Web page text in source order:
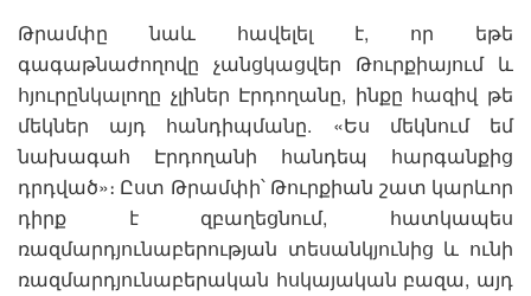
Թրամփը նաև հավելել է, որ եթե
գագաթնաժողովը չանցկացվեր Թուրքիայում և
հյուրընկալողը չլիներ Էրդողանը, ինքը հազիվ թե
մեկներ այդ հանդիպմանը. «Ես մեկնում եմ
նախագահ Էրդողանի հանդեպ հարգանքից
դրդված»։ Ըստ Թրամփի՝ Թուրքիան շատ կարևոր
դիրք է զբաղեցնում, հատկապես
ռազմարդյունաբերության տեսանկյունից և ունի
ռազմարդյունաբերական հսկայական բազա, այդ